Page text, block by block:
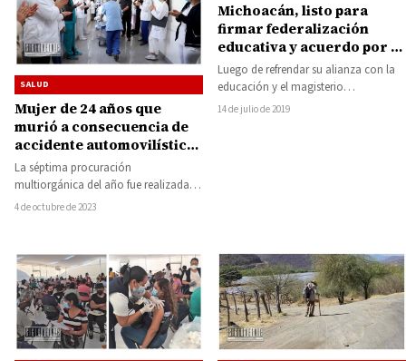
SALUD
Mujer de 24 años que
murió a consecuencia de
accidente automovilístico,
dona sus órganos y dará
vida a 2 michoacanos
La séptima procuración
multiorgánica del año fue realizada
por médicos especialistas del Hospital
4 de octubre de 2023
Michoacán, listo para
firmar federalización
educativa y acuerdo por la
salud: Gobernador
Luego de refrendar su alianza con la
educación y el magisterio
michoacano, el gobernador Silvano
14 de julio de 2019